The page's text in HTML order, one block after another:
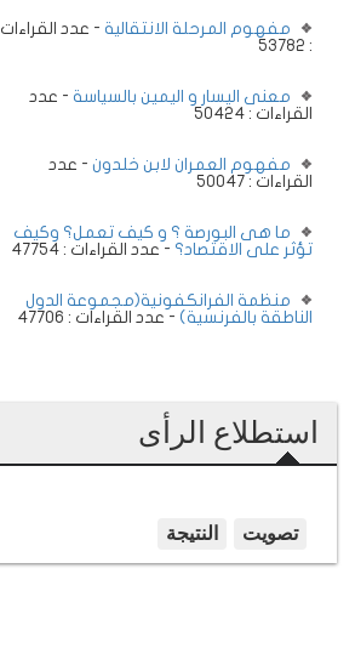
مفهوم المرحلة الانتقالية - عدد القراءات
: 53782
معنى اليسار و اليمين بالسياسة - عدد
القراءات : 50424
مفهوم العمران لابن خلدون - عدد
القراءات : 50047
ما هى البورصة ؟ و كيف تعمل؟ وكيف
تؤثر على الاقتصاد؟ - عدد القراءات : 47754
منظمة الفرانكفونية(مجموعة الدول
الناطقة بالفرنسية) - عدد القراءات : 47706
استطلاع الرأى